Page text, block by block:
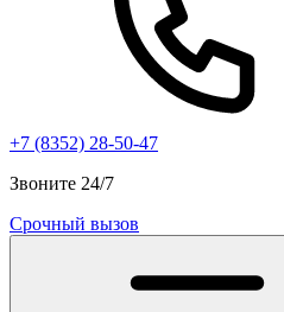
+7 (8352) 28-50-47
Звоните 24/7
Срочный вызов